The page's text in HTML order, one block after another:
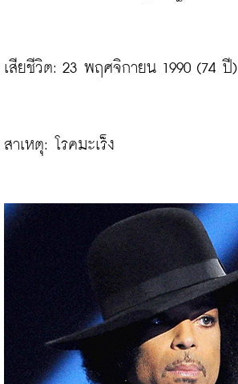
เสียชีวิต: 23 พฤศจิกายน 1990 (74 ปี)
สาเหตุ: โรคมะเร็ง